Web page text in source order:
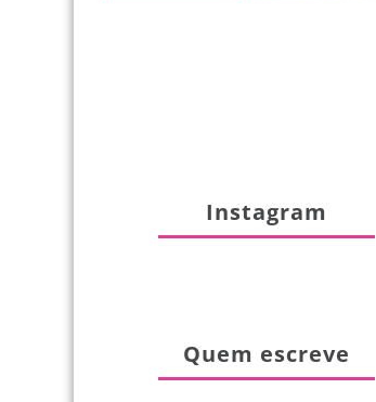
Instagram
Quem escreve